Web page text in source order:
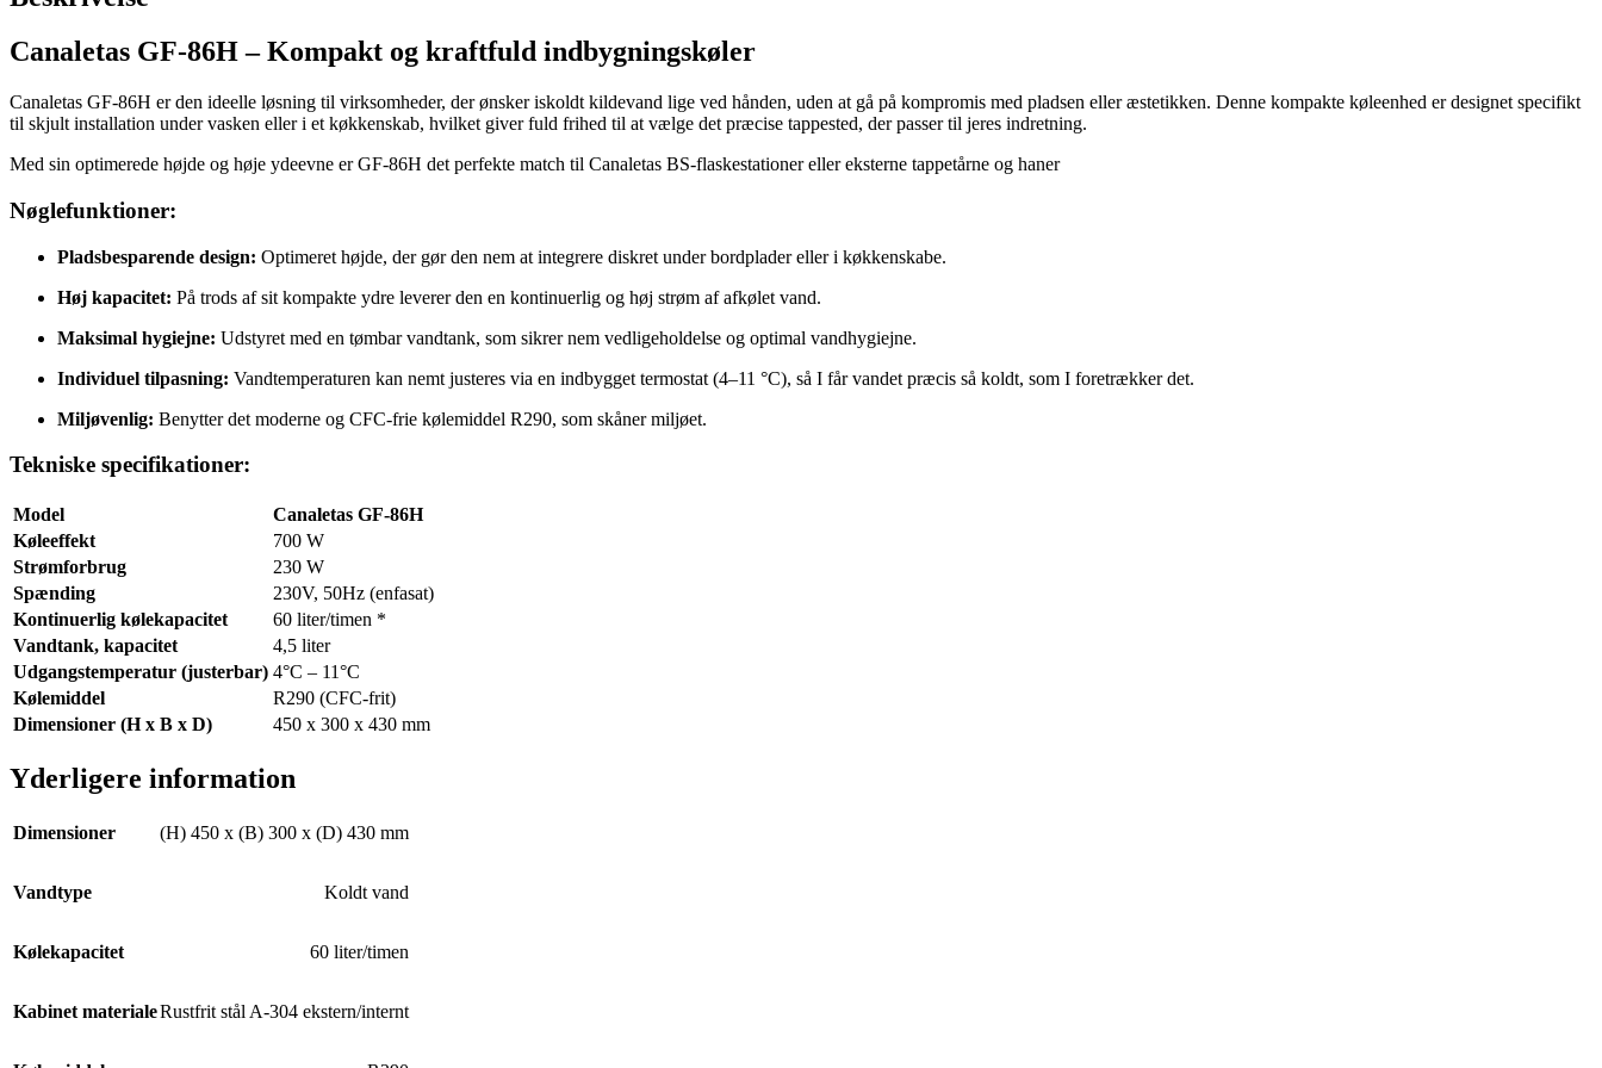
Canaletas GF-86H – Kompakt og kraftfuld indbygningskøler
Canaletas GF-86H er den ideelle løsning til virksomheder, der ønsker iskoldt kildevand lige ved hånden, uden at gå på kompromis med pladsen eller æstetikken. Denne kompakte køleenhed er designet specifikt
til skjult installation under vasken eller i et køkkenskab, hvilket giver fuld frihed til at vælge det præcise tappested, der passer til jeres indretning.
Med sin optimerede højde og høje ydeevne er GF-86H det perfekte match til Canaletas BS-flaskestationer eller eksterne tappetårne og haner
Nøglefunktioner:
Pladsbesparende design: Optimeret højde, der gør den nem at integrere diskret under bordplader eller i køkkenskabe.
Høj kapacitet: På trods af sit kompakte ydre leverer den en kontinuerlig og høj strøm af afkølet vand.
Maksimal hygiejne: Udstyret med en tømbar vandtank, som sikrer nem vedligeholdelse og optimal vandhygiejne.
Individuel tilpasning: Vandtemperaturen kan nemt justeres via en indbygget termostat (4–11 °C), så I får vandet præcis så koldt, som I foretrækker det.
Miljøvenlig: Benytter det moderne og CFC-frie kølemiddel R290, som skåner miljøet.
Tekniske specifikationer:
Model
Canaletas GF-86H
Køleeffekt
700 W
Strømforbrug
230 W
Spænding
230V, 50Hz (enfasat)
Kontinuerlig kølekapacitet
60 liter/timen *
Vandtank, kapacitet
4,5 liter
Udgangstemperatur (justerbar) 4°C – 11°C
Kølemiddel
R290 (CFC-frit)
Dimensioner (H x B x D)
450 x 300 x 430 mm
Yderligere information
Dimensioner (H) 450 x (B) 300 x (D) 430 mm
Vandtype Koldt vand
Kølekapacitet 60 liter/timen
Kabinet materialeRustfrit stål A-304 ekstern/internt